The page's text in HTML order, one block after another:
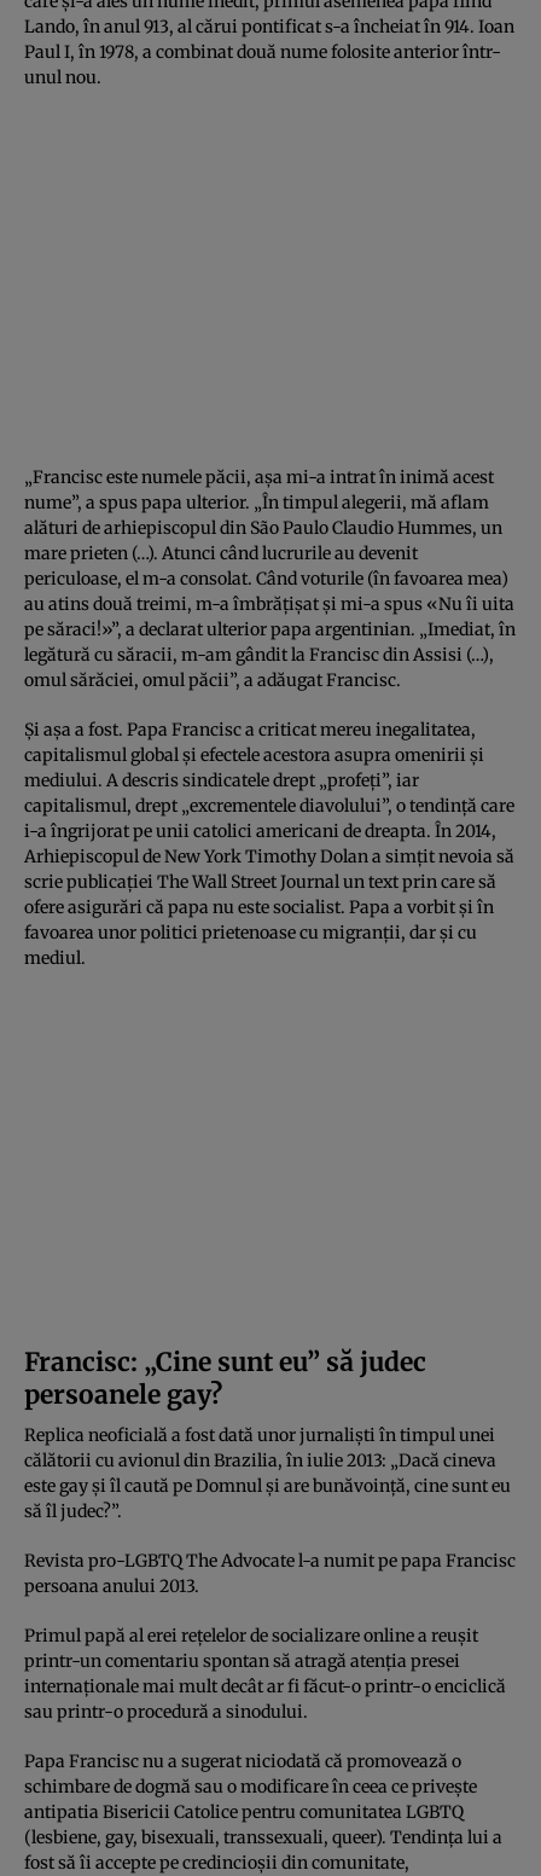
Lando, în anul 913, al cărui pontificat s-a încheiat în 914. Ioan
Paul I, în 1978, a combinat două nume folosite anterior într-
unul nou.
„Francisc este numele păcii, aşa mi-a intrat în inimă acest
nume”, a spus papa ulterior. „În timpul alegerii, mă aflam
alături de arhiepiscopul din São Paulo Claudio Hummes, un
mare prieten (…). Atunci când lucrurile au devenit
periculoase, el m-a consolat. Când voturile (în favoarea mea)
au atins două treimi, m-a îmbrăţişat şi mi-a spus «Nu îi uita
pe săraci!»”, a declarat ulterior papa argentinian. „Imediat, în
legătură cu săracii, m-am gândit la Francisc din Assisi (…),
omul sărăciei, omul păcii”, a adăugat Francisc.
Şi aşa a fost. Papa Francisc a criticat mereu inegalitatea,
capitalismul global şi efectele acestora asupra omenirii şi
mediului. A descris sindicatele drept „profeţi”, iar
capitalismul, drept „excrementele diavolului”, o tendinţă care
i-a îngrijorat pe unii catolici americani de dreapta. În 2014,
Arhiepiscopul de New York Timothy Dolan a simţit nevoia să
scrie publicaţiei The Wall Street Journal un text prin care să
ofere asigurări că papa nu este socialist. Papa a vorbit şi în
favoarea unor politici prietenoase cu migranţii, dar şi cu
mediul.
Francisc: „Cine sunt eu” să judec
persoanele gay?
Replica neoficială a fost dată unor jurnalişti în timpul unei
călătorii cu avionul din Brazilia, în iulie 2013: „Dacă cineva
este gay şi îl caută pe Domnul şi are bunăvoinţă, cine sunt eu
să îl judec?”.
Revista pro-LGBTQ The Advocate l-a numit pe papa Francisc
persoana anului 2013.
Primul papă al erei reţelelor de socializare online a reuşit
printr-un comentariu spontan să atragă atenţia presei
internaţionale mai mult decât ar fi făcut-o printr-o enciclică
sau printr-o procedură a sinodului.
Papa Francisc nu a sugerat niciodată că promovează o
schimbare de dogmă sau o modificare în ceea ce priveşte
antipatia Bisericii Catolice pentru comunitatea LGBTQ
(lesbiene, gay, bisexuali, transsexuali, queer). Tendinţa lui a
fost să îi accepte pe credincioşii din comunitate,